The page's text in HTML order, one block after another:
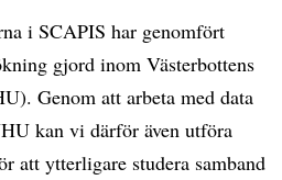
i SCAPIS har genomfört
gjord inom Västerbottens
Genom att arbeta med data
kan vi därför även utföra
att ytterligare studera samband